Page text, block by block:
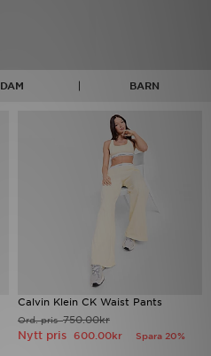
DAM BARN
Calvin Klein CK Waist Pants
Ord. pris750.00kr
Nytt pris 600.00kr Spara 20%